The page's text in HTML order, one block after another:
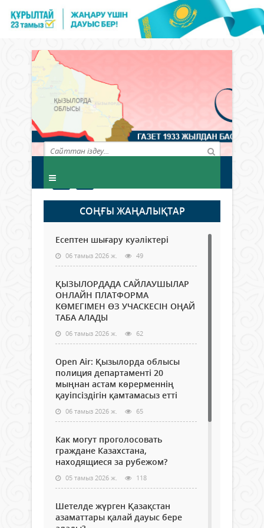
СОҢҒЫ ЖАҢАЛЫҚТАР
Есептен шығару куәліктері
06 тамыз 2026 ж. 49
ҚЫЗЫЛОРДАДА САЙЛАУШЫЛАР
ОНЛАЙН ПЛАТФОРМА
КӨМЕГІМЕН ӨЗ УЧАСКЕСІН ОҢАЙ
ТАБА АЛАДЫ
06 тамыз 2026 ж. 62
Open Air: Қызылорда облысы
полиция департаменті 20
мыңнан астам көрерменнің
қауіпсіздігін қамтамасыз етті
06 тамыз 2026 ж. 65
Как могут проголосовать
граждане Казахстана,
находящиеся за рубежом?
05 тамыз 2026 ж. 118
Шетелде жүрген Қазақстан
азаматтары қалай дауыс бере